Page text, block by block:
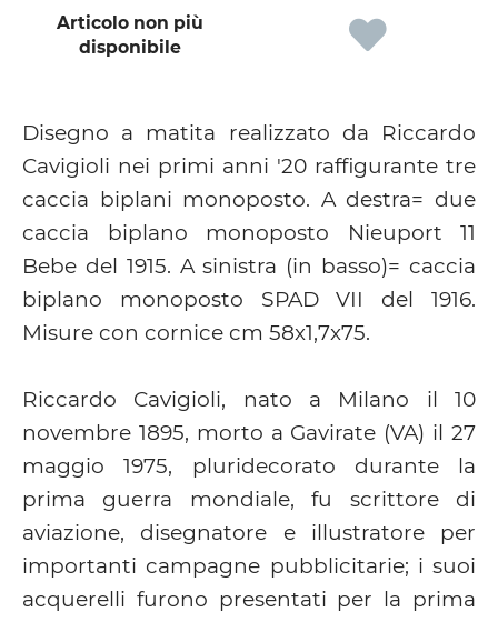
Articolo non più
disponibile
Disegno a matita realizzato da Riccardo
Cavigioli nei primi anni '20 raffigurante tre
caccia biplani monoposto. A destra= due
caccia biplano monoposto Nieuport 11
Bebe del 1915. A sinistra (in basso)= caccia
biplano monoposto SPAD VII del 1916.
Misure con cornice cm 58x1,7x75.
Riccardo Cavigioli, nato a Milano il 10
novembre 1895, morto a Gavirate (VA) il 27
maggio 1975, pluridecorato durante la
prima guerra mondiale, fu scrittore di
aviazione, disegnatore e illustratore per
importanti campagne pubblicitarie; i suoi
acquerelli furono presentati per la prima